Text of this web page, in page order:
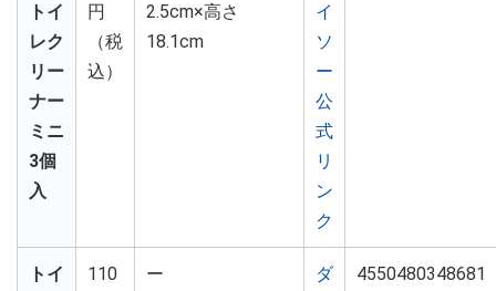
トイ
レク
リー
ナー
ミニ
3個
入
円
（税
込）
2.5cm×高さ
18.1cm
イ
ソ
ー
公
式
リ
ン
ク
トイ
110
ー
ダ
4550480348681